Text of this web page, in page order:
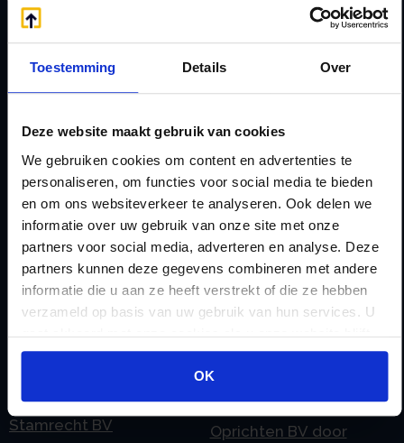
Toestemming Details Over
Deze website maakt gebruik van cookies
We gebruiken cookies om content en advertenties te
personaliseren, om functies voor social media te bieden
en om ons websiteverkeer te analyseren. Ook delen we
informatie over uw gebruik van onze site met onze
partners voor social media, adverteren en analyse. Deze
partners kunnen deze gegevens combineren met andere
informatie die u aan ze heeft verstrekt of die ze hebben
verzameld op basis van uw gebruik van hun services. U
gaat akkoord met onze cookies als u onze website blijft
gebruiken.
OK
Afkoop Stamrecht
Belastingdienst
doorgeven
Checklist IB 2023 (PDF)
Checklist IB 2023 (Word)
Checklist IB 2024 (PDF)
Checklist IB 2024 (Word)
Checklist IB 2025 (PDF)
Checklist IB 2025 (Word)
eHerkenning voor uw
Stamrecht BV
Lenen van de BV
Lijfrente BV
Liquidatie Pensioen BV
Loonadministratie
verzorgen
M
Mogelijkheden
Stamrecht BV
ODV BV
Ontbinden Stamrecht
Onzakelijke lening
Stamrecht BV
Oprichten BV door